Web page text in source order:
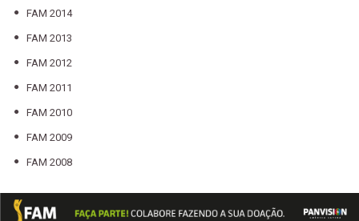
FAM 2014
FAM 2013
FAM 2012
FAM 2011
FAM 2010
FAM 2009
FAM 2008
FAM 2006